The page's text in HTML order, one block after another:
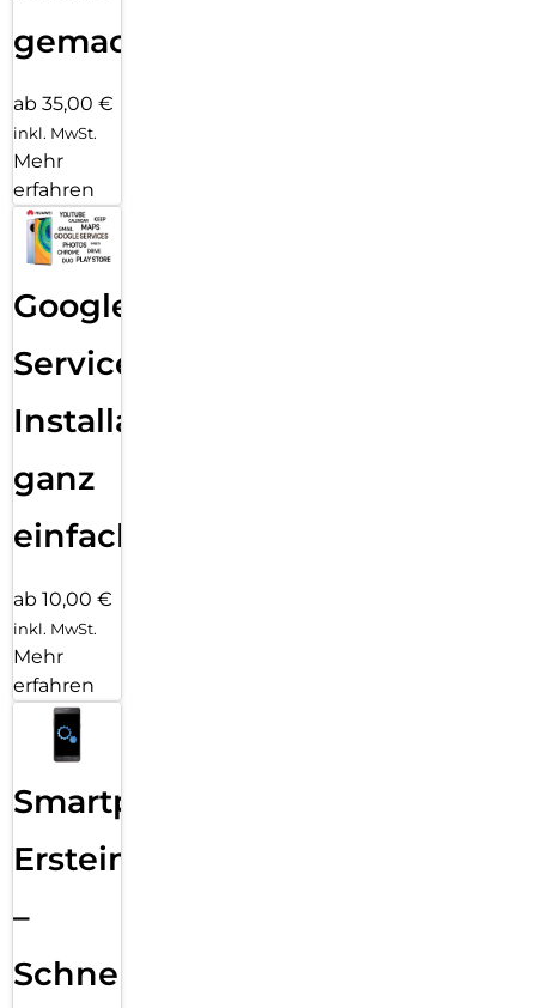
gemacht!
ab 35,00 €
inkl. MwSt.
Mehr
erfahren
Google
Services
Installation
ganz
einfach
ab 10,00 €
inkl. MwSt.
Mehr
erfahren
Smartphone
Ersteinrichtung
–
Schnelle